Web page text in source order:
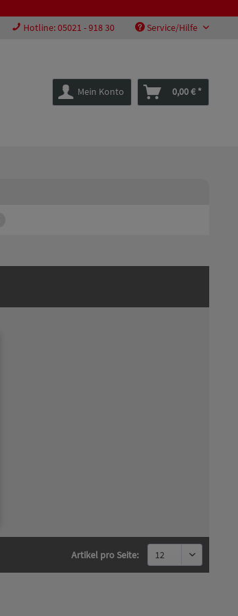
Hotline: 05021 - 918 30 Service/Hilfe
Mein Konto 0,00 € *
Artikel pro Seite: